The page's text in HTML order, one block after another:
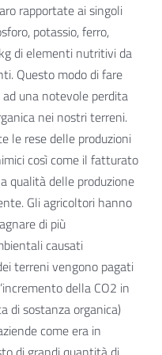
rapportate ai singoli
potassio, ferro,
di elementi nutritivi da
Questo modo di fare
una notevole perdita
nei nostri terreni.
le rese delle produzioni
così come il fatturato
qualità delle produzione
Gli agricoltori hanno
di più
causati
terreni vengono pagati
della CO2 in
di sostanza organica)
come era in